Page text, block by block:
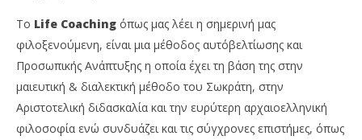
Μαρτίου,
Cyprus
News
Team
Το Life Coaching όπως μας λέει η σημερινή μας
φιλοξενούμενη, είναι μια μέθοδος αυτόβελτίωσης και
Προσωπικής Ανάπτυξης η οποία έχει τη βάση της στην
μαιευτική & διαλεκτική μέθοδο του Σωκράτη, στην
Αριστοτελική διδασκαλία και την ευρύτερη αρχαιοελληνική
φιλοσοφία ενώ συνδυάζει και τις σύγχρονες επιστήμες, όπως